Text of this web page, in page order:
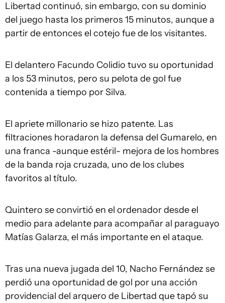
Libertad continuó, sin embargo, con su dominio
del juego hasta los primeros 15 minutos, aunque a
partir de entonces el cotejo fue de los visitantes.
El delantero Facundo Colidio tuvo su oportunidad
a los 53 minutos, pero su pelota de gol fue
contenida a tiempo por Silva.
El apriete millonario se hizo patente. Las
filtraciones horadaron la defensa del Gumarelo, en
una franca -aunque estéril- mejora de los hombres
de la banda roja cruzada, uno de los clubes
favoritos al título.
Quintero se convirtió en el ordenador desde el
medio para adelante para acompañar al paraguayo
Matías Galarza, el más importante en el ataque.
Tras una nueva jugada del 10, Nacho Fernández se
perdió una oportunidad de gol por una acción
providencial del arquero de Libertad que tapó su